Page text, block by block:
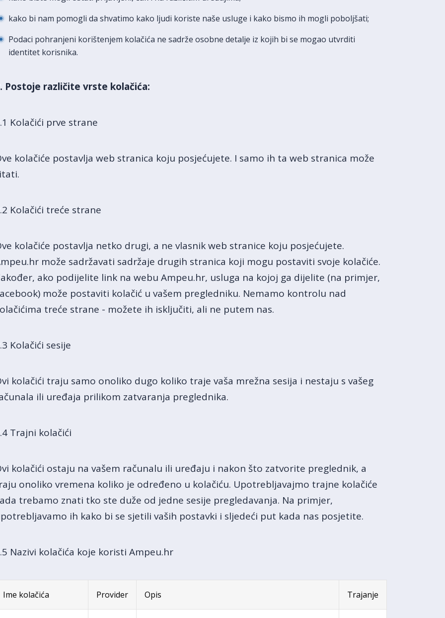
kako bi nam pomogli da shvatimo kako ljudi koriste naše usluge i kako bismo ih mogli poboljšati;
Podaci pohranjeni korištenjem kolačića ne sadrže osobne detalje iz kojih bi se mogao utvrditi
identitet korisnika.
Postoje različite vrste kolačića:
Kolačići prve strane
kolačiće postavlja web stranica koju posjećujete. I samo ih ta web stranica može
Kolačići treće strane
kolačiće postavlja netko drugi, a ne vlasnik web stranice koju posjećujete.
može sadržavati sadržaje drugih stranica koji mogu postaviti svoje kolačiće.
ako podijelite link na webu Ampeu.hr, usluga na kojoj ga dijelite (na primjer,
može postaviti kolačić u vašem pregledniku. Nemamo kontrolu nad
treće strane - možete ih isključiti, ali ne putem nas.
Kolačići sesije
kolačići traju samo onoliko dugo koliko traje vaša mrežna sesija i nestaju s vašeg
ili uređaja prilikom zatvaranja preglednika.
Trajni kolačići
kolačići ostaju na vašem računalu ili uređaju i nakon što zatvorite preglednik, a
onoliko vremena koliko je određeno u kolačiću. Upotrebljavajmo trajne kolačiće
trebamo znati tko ste duže od jedne sesije pregledavanja. Na primjer,
ih kako bi se sjetili vaših postavki i sljedeći put kada nas posjetite.
Nazivi kolačića koje koristi Ampeu.hr
Ime kolačića Provider Opis Trajanje